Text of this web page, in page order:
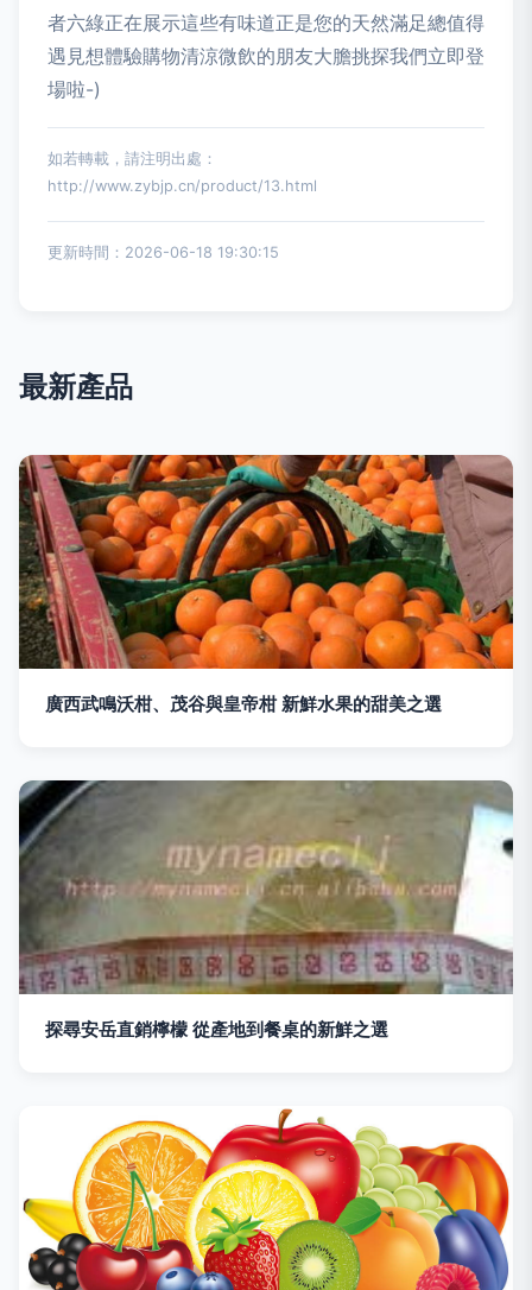
者六綠正在展示這些有味道正是您的天然滿足總值得
遇見想體驗購物清涼微飲的朋友大膽挑探我們立即登
場啦-)
如若轉載，請注明出處：
http://www.zybjp.cn/product/13.html
更新時間：2026-06-18 19:30:15
最新產品
廣西武鳴沃柑、茂谷與皇帝柑 新鮮水果的甜美之選
探尋安岳直銷檸檬 從產地到餐桌的新鮮之選